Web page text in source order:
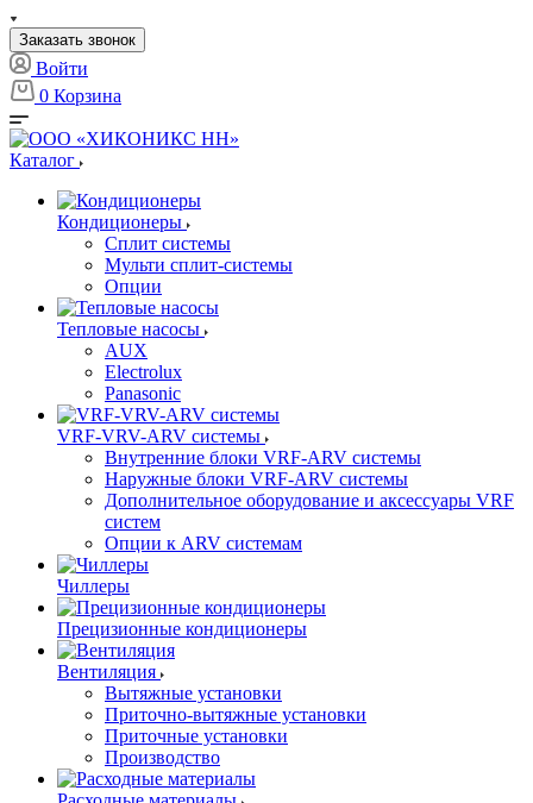
Заказать звонок
Войти
0 Корзина
Каталог
Кондиционеры
Сплит системы
Мульти сплит-системы
Опции
Тепловые насосы
AUX
Electrolux
Panasonic
VRF-VRV-ARV системы
Внутренние блоки VRF-ARV системы
Наружные блоки VRF-ARV системы
Дополнительное оборудование и аксессуары VRF
систем
Опции к ARV системам
Чиллеры
Прецизионные кондиционеры
Вентиляция
Вытяжные установки
Приточно-вытяжные установки
Приточные установки
Производство